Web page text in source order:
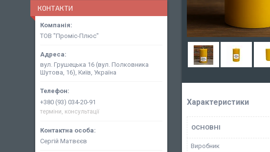
Характеристики
ОСНОВНІ
Виробник
КОНТАКТИ
ТОВ "Проміс-Плюс"
вул. Грушецька 16 (вул. Полковника
Шутова, 16), Київ, Україна
+380 (93) 034-20-91
терміни, консультації
Сергій Матвєєв